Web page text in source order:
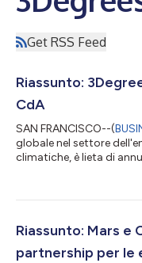
Get RSS Feed
Riassunto:
CdA
SAN FRANCISCO--(
globale nel settore
climatiche, è lieta di
dell'energia, delle
come Direttore
Riassunto: Mars e
partnership per le